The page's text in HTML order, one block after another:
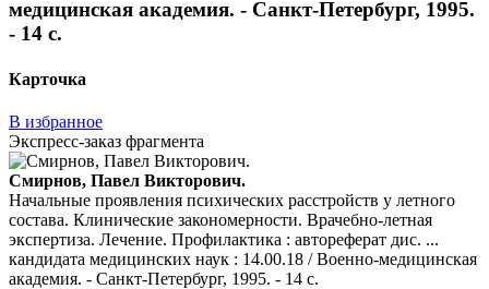
медицинская академия. - Санкт-Петербург, 1995.
- 14 с.
Карточка
В избранное
Экспресс-заказ фрагмента
Смирнов, Павел Викторович.
Начальные проявления психических расстройств у летного
состава. Клинические закономерности. Врачебно-летная
экспертиза. Лечение. Профилактика : автореферат дис. ...
кандидата медицинских наук : 14.00.18 / Военно-медицинская
академия. - Санкт-Петербург, 1995. - 14 с.